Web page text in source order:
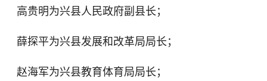
高贵明为兴县人民政府副县长；
薛探平为兴县发展和改革局局长；
赵海军为兴县教育体育局局长；